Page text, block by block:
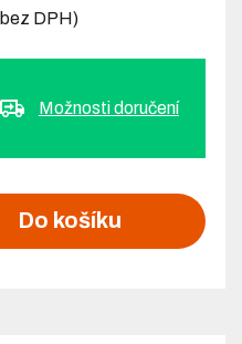
DPH)
Možnosti doručení
Do košíku